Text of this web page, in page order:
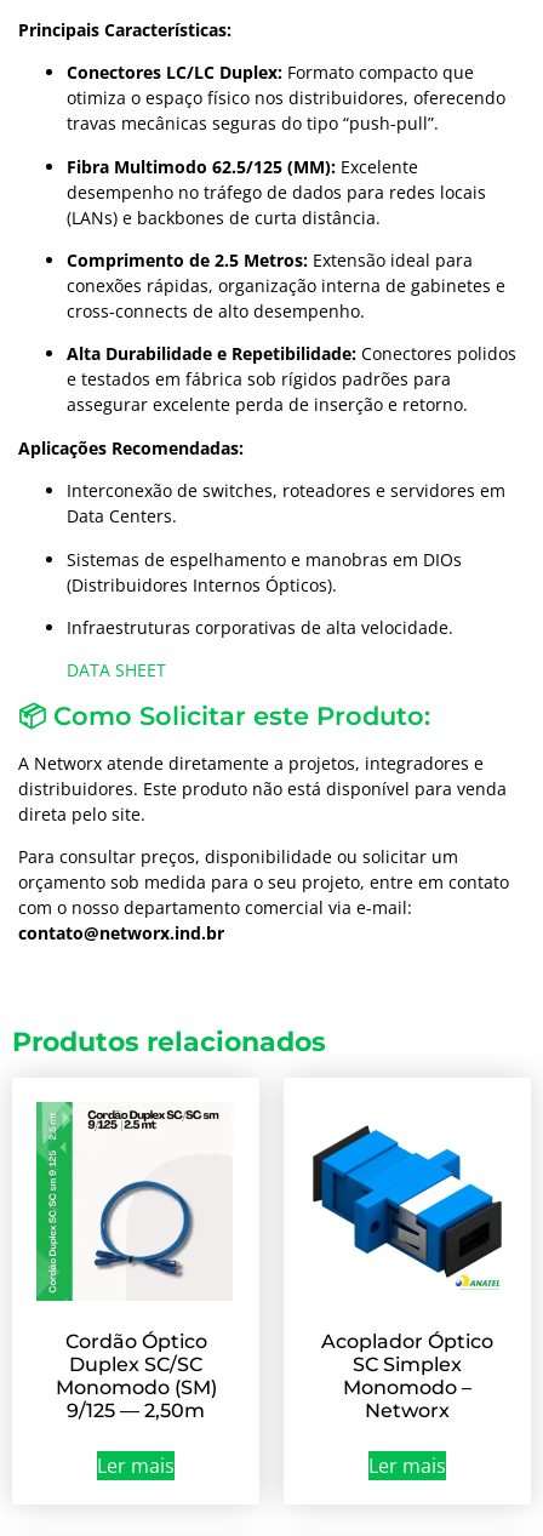
Principais Características:
Conectores LC/LC Duplex: Formato compacto que
otimiza o espaço físico nos distribuidores, oferecendo
travas mecânicas seguras do tipo “push-pull”.
Fibra Multimodo 62.5/125 (MM): Excelente
desempenho no tráfego de dados para redes locais
(LANs) e backbones de curta distância.
Comprimento de 2.5 Metros: Extensão ideal para
conexões rápidas, organização interna de gabinetes e
cross-connects de alto desempenho.
Alta Durabilidade e Repetibilidade: Conectores polidos
e testados em fábrica sob rígidos padrões para
assegurar excelente perda de inserção e retorno.
Aplicações Recomendadas:
Interconexão de switches, roteadores e servidores em
Data Centers.
Sistemas de espelhamento e manobras em DIOs
(Distribuidores Internos Ópticos).
Infraestruturas corporativas de alta velocidade.
DATA SHEET
📦 Como Solicitar este Produto:
A Networx atende diretamente a projetos, integradores e
distribuidores. Este produto não está disponível para venda
direta pelo site.
Para consultar preços, disponibilidade ou solicitar um
orçamento sob medida para o seu projeto, entre em contato
com o nosso departamento comercial via e-mail:
contato@networx.ind.br
Produtos relacionados
Cordão Óptico
Duplex SC/SC
Monomodo (SM)
9/125 — 2,50m
Ler mais
Acoplador Óptico
SC Simplex
Monomodo –
Networx
Ler mais